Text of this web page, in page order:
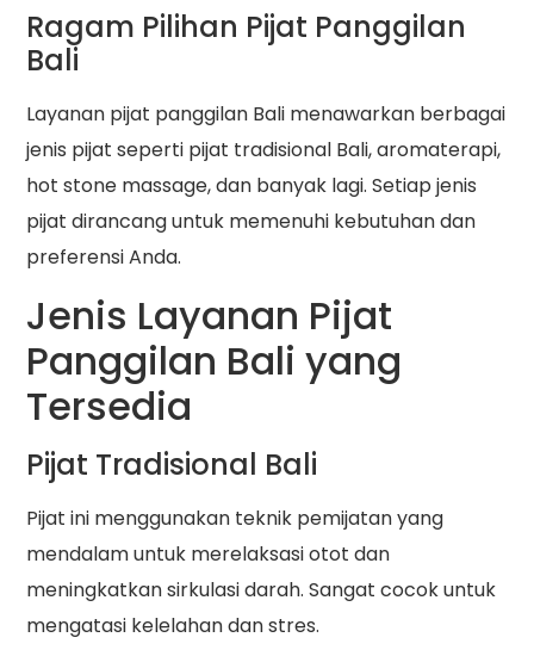
Ragam Pilihan Pijat Panggilan
Bali
Layanan pijat panggilan Bali menawarkan berbagai
jenis pijat seperti pijat tradisional Bali, aromaterapi,
hot stone massage, dan banyak lagi. Setiap jenis
pijat dirancang untuk memenuhi kebutuhan dan
preferensi Anda.
Jenis Layanan Pijat
Panggilan Bali yang
Tersedia
Pijat Tradisional Bali
Pijat ini menggunakan teknik pemijatan yang
mendalam untuk merelaksasi otot dan
meningkatkan sirkulasi darah. Sangat cocok untuk
mengatasi kelelahan dan stres.